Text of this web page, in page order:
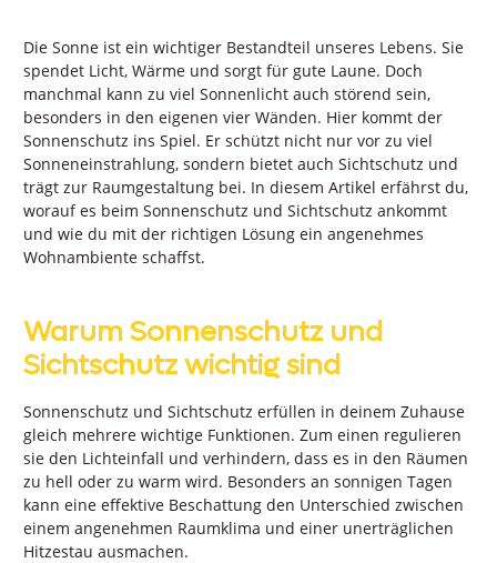
Die Sonne ist ein wichtiger Bestandteil unseres Lebens. Sie
spendet Licht, Wärme und sorgt für gute Laune. Doch
manchmal kann zu viel Sonnenlicht auch störend sein,
besonders in den eigenen vier Wänden. Hier kommt der
Sonnenschutz ins Spiel. Er schützt nicht nur vor zu viel
Sonneneinstrahlung, sondern bietet auch Sichtschutz und
trägt zur Raumgestaltung bei. In diesem Artikel erfährst du,
worauf es beim Sonnenschutz und Sichtschutz ankommt
und wie du mit der richtigen Lösung ein angenehmes
Wohnambiente schaffst.
Warum Sonnenschutz und
Sichtschutz wichtig sind
Sonnenschutz und Sichtschutz erfüllen in deinem Zuhause
gleich mehrere wichtige Funktionen. Zum einen regulieren
sie den Lichteinfall und verhindern, dass es in den Räumen
zu hell oder zu warm wird. Besonders an sonnigen Tagen
kann eine effektive Beschattung den Unterschied zwischen
einem angenehmen Raumklima und einer unerträglichen
Hitzestau ausmachen.